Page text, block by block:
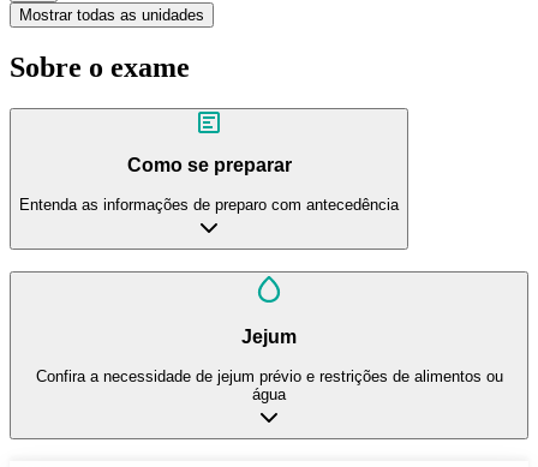
Mostrar todas as unidades
Sobre o exame
Como se preparar
Entenda as informações de preparo com antecedência
Jejum
Confira a necessidade de jejum prévio e restrições de alimentos ou
água